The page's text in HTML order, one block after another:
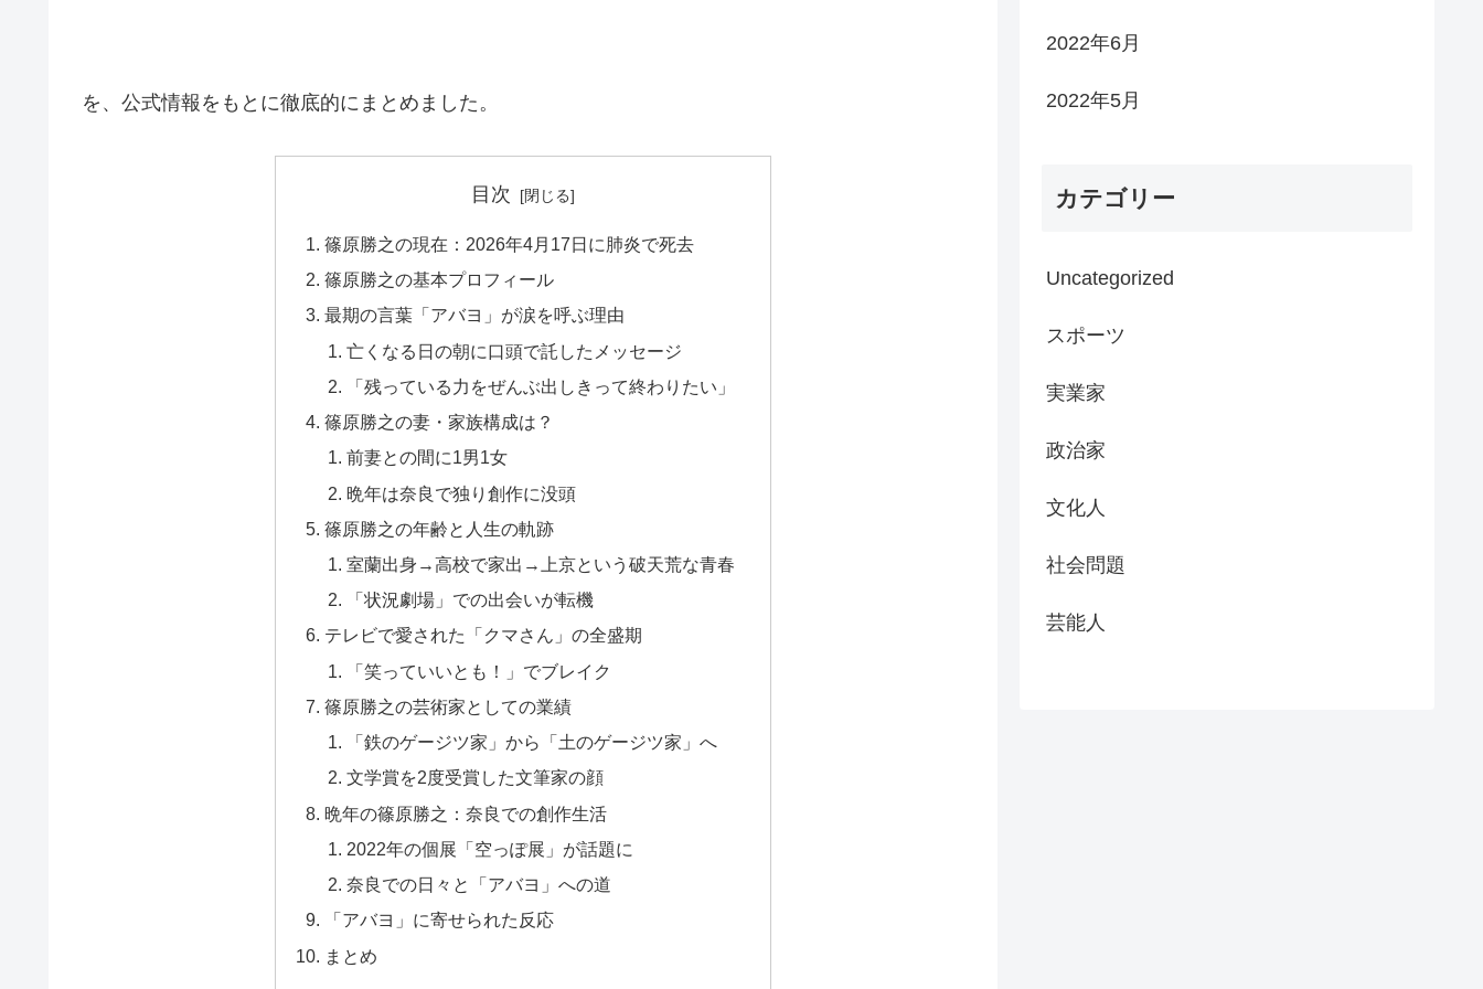
を、公式情報をもとに徹底的にまとめました。
目次
篠原勝之の現在：2026年4月17日に肺炎で死去
篠原勝之の基本プロフィール
最期の言葉「アバヨ」が涙を呼ぶ理由
亡くなる日の朝に口頭で託したメッセージ
「残っている力をぜんぶ出しきって終わりたい」
篠原勝之の妻・家族構成は？
前妻との間に1男1女
晩年は奈良で独り創作に没頭
篠原勝之の年齢と人生の軌跡
室蘭出身→高校で家出→上京という破天荒な青春
「状況劇場」での出会いが転機
テレビで愛された「クマさん」の全盛期
「笑っていいとも！」でブレイク
篠原勝之の芸術家としての業績
「鉄のゲージツ家」から「土のゲージツ家」へ
文学賞を2度受賞した文筆家の顔
晩年の篠原勝之：奈良での創作生活
2022年の個展「空っぽ展」が話題に
奈良での日々と「アバヨ」への道
「アバヨ」に寄せられた反応
まとめ
2022年6月
2022年5月
カテゴリー
Uncategorized
スポーツ
実業家
政治家
文化人
社会問題
芸能人